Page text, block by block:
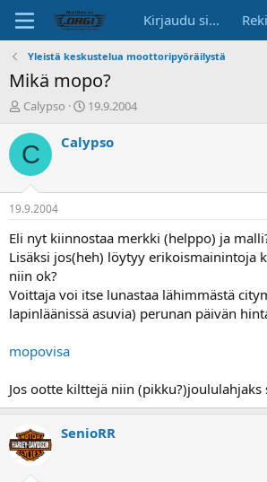
Kirjaudu sisään
Yleistä keskustelua moottoripyöräilystä
Mikä mopo?
K
s
k
s
t
e
u
n
a
l
o
t
j
a
Calypso
A
o
i
p
ä
v
19.9.2004
C Calypso
19.9.2004
Eli nyt kiinnostaa merkki (helppo) ja
Lisäksi jos(heh) löytyy erikoismainintoja
niin ok?
Voittaja voi itse lunastaa lähimmästä
lapinläänissä asuvia) perunan päivän
mopovisa
Jos ootte kilttejä niin (pikku?)joululahjaks
SenioRR